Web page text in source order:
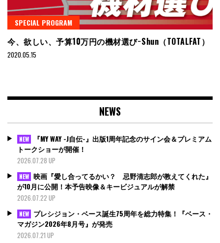
SPECIAL PROGRAM
今、欲しい、予算10万円の機材選び−Shun（TOTALFAT）
2020.05.15
NEWS
NEW
『MY WAY -J自伝-』出版1周年記念のサイン会＆プレミアム
トークショーが開催！
2026.07.28 UP
NEW 映画『愛し合ってるかい？ 忌野清志郎が教えてくれた』
が10月に公開！本予告映像＆キービジュアルが解禁
2026.07.22 UP
NEW プレシジョン・ベース誕生75周年を総力特集！『ベース・
マガジン2026年8月号』が発売
2026.07.21 UP